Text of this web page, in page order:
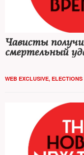
Чависты
смертельный
WEB EXCLUSIVE, ELECTIONS